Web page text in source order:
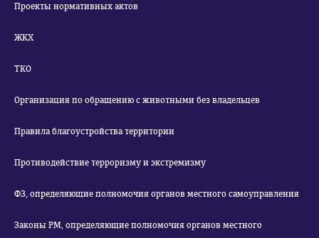
Проекты нормативных актов
ЖКХ
ТКО
Организация по обращению с животными без владельцев
Правила благоустройства территории
Противодействие терроризму и экстремизму
ФЗ, определяющие полномочия органов местного самоуправления
Законы РМ, определяющие полномочия органов местного